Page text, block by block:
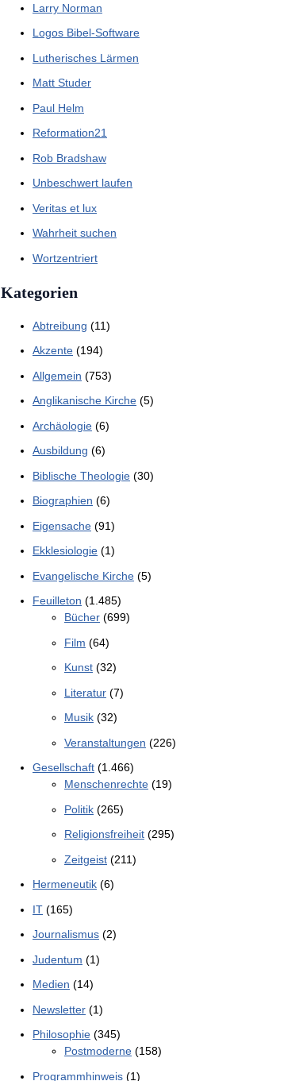
Larry Norman
Logos Bibel-Software
Lutherisches Lärmen
Matt Studer
Paul Helm
Reformation21
Rob Bradshaw
Unbeschwert laufen
Veritas et lux
Wahrheit suchen
Wortzentriert
Kategorien
Abtreibung (11)
Akzente (194)
Allgemein (753)
Anglikanische Kirche (5)
Archäologie (6)
Ausbildung (6)
Biblische Theologie (30)
Biographien (6)
Eigensache (91)
Ekklesiologie (1)
Evangelische Kirche (5)
Feuilleton (1.485)
Bücher (699)
Film (64)
Kunst (32)
Literatur (7)
Musik (32)
Veranstaltungen (226)
Gesellschaft (1.466)
Menschenrechte (19)
Politik (265)
Religionsfreiheit (295)
Zeitgeist (211)
Hermeneutik (6)
IT (165)
Journalismus (2)
Judentum (1)
Medien (14)
Newsletter (1)
Philosophie (345)
Postmoderne (158)
Programmhinweis (1)